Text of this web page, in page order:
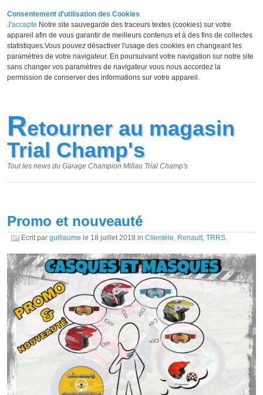
Consentement d'utilisation des Cookies
J'accepte Notre site sauvegarde des traceurs textes (cookies) sur votre
appareil afin de vous garantir de meilleurs contenus et à des fins de collectes
statistiques.Vous pouvez désactiver l'usage des cookies en changeant les
paramètres de votre navigateur. En poursuivant votre navigation sur notre site
sans changer vos paramètres de navigateur vous nous accordez la
permission de conserver des informations sur votre appareil.
Retourner au magasin
Trial Champ's
Tout les news du Garage Champion Millau Trial Champ's
Promo et nouveauté
Ecrit par guillaume le 18 juillet 2018 in Clientèle, Renault, TRRS.